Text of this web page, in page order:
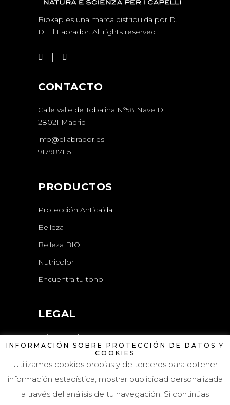
Biokap es una marca distribuida por D.
D. El Labrador. All rights reserved
CONTACTO
Calle valle de Tobalina Nº58 Nave D
28021 Madrid
info@ellabrador.es
917987115
PRODUCTOS
Protección Anticaida
Belleza
Belleza BIO
Nutricolor
Encuentra tu tono
LEGAL
Aviso Legal
Política de Privacidad
Política de Cookies
INFORMACIÓN SOBRE PROTECCIÓN DE DATOS Y
COOKIES
Utilizamos cookies propias y de terceros para obtener
información estadística, mostrar publicidad personalizada
a través del análisis de tu navegación. Si continúas